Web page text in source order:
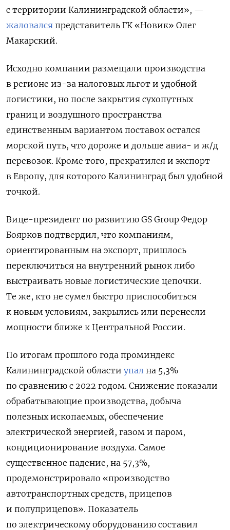
с территории Калининградской области», —
жаловался представитель ГК «Новик» Олег
Макарский.
Исходно компании размещали производства
в регионе из-за налоговых льгот и удобной
логистики, но после закрытия сухопутных
границ и воздушного пространства
единственным вариантом поставок остался
морской путь, что дороже и дольше авиа- и ж/д
перевозок. Кроме того, прекратился и экспорт
в Европу, для которого Калининград был удобной
точкой.
Вице-президент по развитию GS Group Федор
Боярков подтвердил, что компаниям,
ориентированным на экспорт, пришлось
переключиться на внутренний рынок либо
выстраивать новые логистические цепочки.
Те же, кто не сумел быстро приспособиться
к новым условиям, закрылись или перенесли
мощности ближе к Центральной России.
По итогам прошлого года проминдекс
Калининградской области упал на 5,3%
по сравнению с 2022 годом. Снижение показали
обрабатывающие производства, добыча
полезных ископаемых, обеспечение
электрической энергией, газом и паром,
кондиционирование воздуха. Самое
существенное падение, на 57,3%,
продемонстрировало «производство
автотранспортных средств, прицепов
и полуприцепов». Показатель
по электрическому оборудованию составил